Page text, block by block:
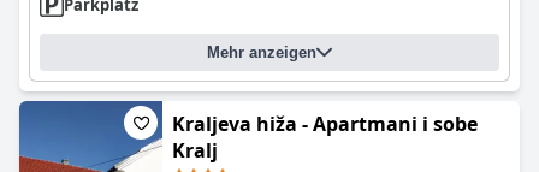
Parkplatz
Mehr anzeigen
Kraljeva hiža - Apartmani i sobe
Kralj